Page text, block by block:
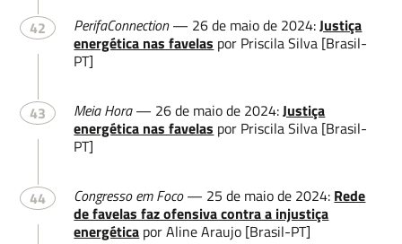
42 PerifaConnection— 26 de maio de 2024:Justiça
energética nas favelas por Priscila Silva [Brasil-
PT]
43 Meia Hora— 26 de maio de 2024:Justiça
energética nas favelas por Priscila Silva [Brasil-
PT]
44 Congresso em Foco— 25 de maio de 2024: Rede
de favelas faz ofensiva contra a injustiça
energética por Aline Araujo [Brasil-PT]